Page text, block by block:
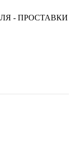
- ПРОСТАВКИ